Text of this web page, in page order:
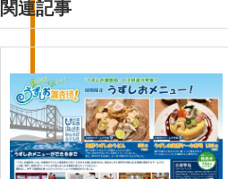
関連記事